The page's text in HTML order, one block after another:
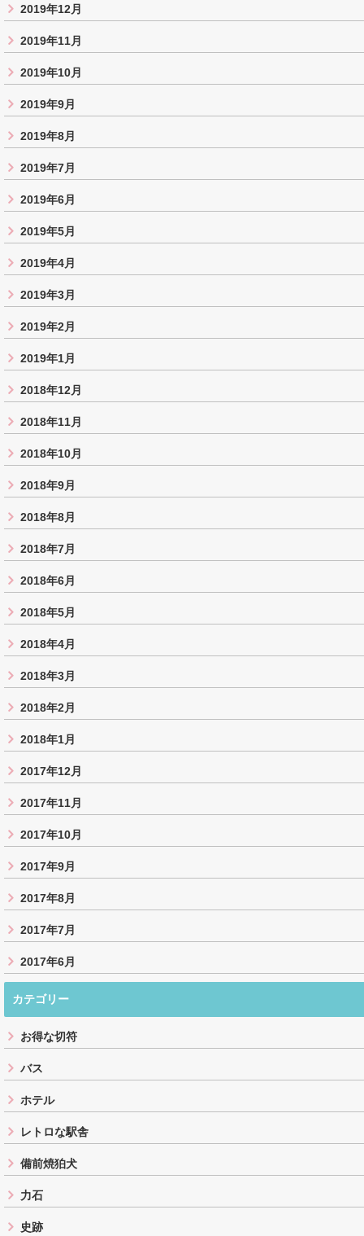
2019年12月
2019年11月
2019年10月
2019年9月
2019年8月
2019年7月
2019年6月
2019年5月
2019年4月
2019年3月
2019年2月
2019年1月
2018年12月
2018年11月
2018年10月
2018年9月
2018年8月
2018年7月
2018年6月
2018年5月
2018年4月
2018年3月
2018年2月
2018年1月
2017年12月
2017年11月
2017年10月
2017年9月
2017年8月
2017年7月
2017年6月
カテゴリー
お得な切符
バス
ホテル
レトロな駅舎
備前焼狛犬
力石
史跡